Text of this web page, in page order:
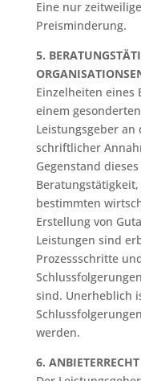
Eine nur
Preisminderung.
5.
Einzelheiten eines
einem
Leistungsgeber
schriftlicher
Gegenstand
bestimmten
Erstellung von
Leistungen sind
Prozessschritte
sind. Unerheblich
werden.
6. ANBIETERRECHT